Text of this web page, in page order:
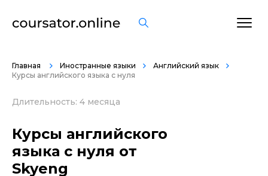
Главная Иностранные языки
Английский язык
Курсы английского языка с нуля
Длительность: 4 месяца
Курсы английского
языка с нуля от
Skyeng